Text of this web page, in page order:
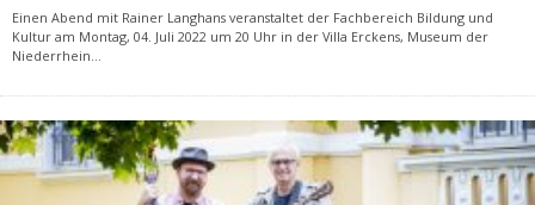
Einen Abend mit Rainer Langhans veranstaltet der Fachbereich Bildung und
Kultur am Montag, 04. Juli 2022 um 20 Uhr in der Villa Erckens, Museum der
Niederrhein...